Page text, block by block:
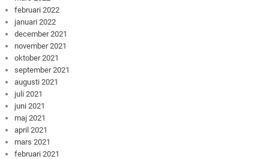
februari 2022
januari 2022
december 2021
november 2021
oktober 2021
september 2021
augusti 2021
juli 2021
juni 2021
maj 2021
april 2021
mars 2021
februari 2021